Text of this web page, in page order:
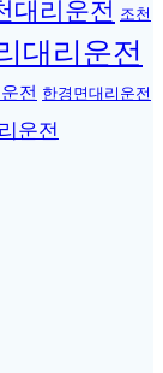
대리운전 조천
대리운전
전 한경면대리운전
운전